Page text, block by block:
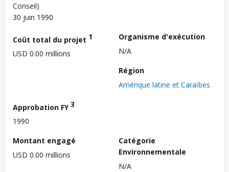
Conseil)
30 juin 1990
Coût total du projet 1
USD 0.00 millions
Organisme d'exécution
N/A
Région
Amérique latine et Caraïbes
Approbation FY3
1990
Montant engagé
USD 0.00 millions
Catégorie
Environnementale
N/A